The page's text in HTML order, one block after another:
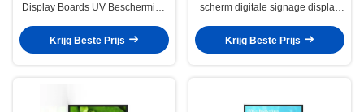
Display Boards UV Bescherming
Krijg Beste Prijs
scherm digitale signage display
Krijg Beste Prijs